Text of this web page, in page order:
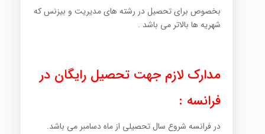
بخصوص برای تحصیل در رشته های مدیریت و بیزنس که
شهریه ها بالاتر می باشد .
مدارک لازم جهت تحصیل رایگان در
فرانسه :
در فرانسه شروع سال تحصیلی از ماه دسامبر می باشد.